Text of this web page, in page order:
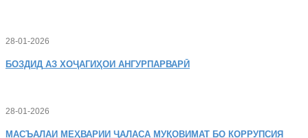
28-01-2026
БОЗДИД АЗ ХОҶАГИҲОИ АНГУРПАРВАРӢ
28-01-2026
МАСЪАЛАИ МЕҲВАРИИ ҶАЛАСА МУҚОВИМАТ БО КОРРУПСИЯ